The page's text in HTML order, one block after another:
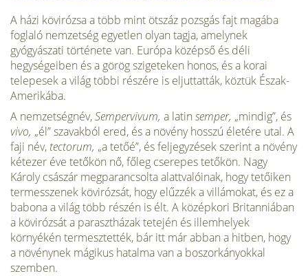
A házi kövirózsa a több mint ötszáz pozsgás fajt magába
foglaló nemzet­ség egyetlen olyan tagja, amelynek
gyógyászati története van. Európa középső és déli
hegységeiben és a görög szigeteken honos, és a korai
telepesek a világ többi részére is eljuttatták, köztük Észak-
Amerikába.
A nemzetségnév,Sempervivum, a latin semper, „mindig”, és
vivo, „él” szavakból ered, és a növény hosszú életére utal. A
faji név, tectorum, „a tetőé”, és feljegyzések szerint a növény
kétezer éve tetőkön nő, főleg cserepes tetőkön. Nagy
Károly császár megparancsolta alattvalóinak, hogy tetőiken
termesszenek kövirózsát, hogy elűzzék a villámokat, és ez a
babona a világ több részén is élt. A középkori Britanniában
a kövirózsát a parasztházak tetején és illemhelyek
környékén termesztették, bár itt már abban a hitben, hogy
a növénynek mágikus hatalma van a boszorká­nyokkal
szemben.